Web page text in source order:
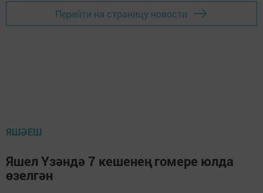
Перейти на страницу новости
ЯШӘЕШ
Яшел Үзәндә 7 кешенең гомере юлда
өзелгән